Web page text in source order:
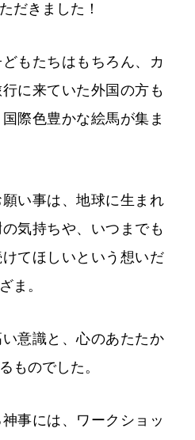
だきました！
もたちはもちろん、カ
に来ていた外国の方も
際色豊かな絵馬が集ま
い事は、地球に生まれ
気持ちや、いつまでも
てほしいという想いだ
ま。
意識と、心のあたたか
ものでした。
事には、ワークショッ